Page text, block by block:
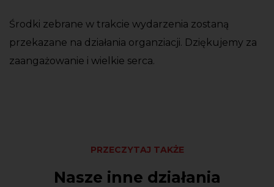
Środki zebrane w trakcie wydarzenia zostaną
przekazane na działania organziacji. Dziękujemy za
zaangażowanie i wielkie serca.
PRZECZYTAJ TAKŻE
Nasze inne działania